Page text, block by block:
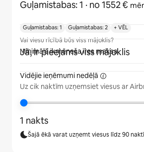
Guļamistabas: 1 · no 1552 €
Vai viesu rīcībā būs viss mājoklis?
Jā, ir pieejams viss mājoklis
Uz cik naktīm uzņemsiet viesus ar
1 nakts
Šajā ēkā varat uzņemt viesus līdz 90
Guļamistabas: 1 Guļamistabas: 2 + VĒL
Minimālā ikmēneša īres maksa
Vidējie ieņēmumi nedēļā